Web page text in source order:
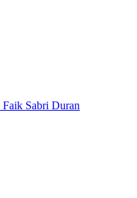
Sabri Duran